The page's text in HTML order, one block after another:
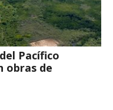
Pacífico
obras de